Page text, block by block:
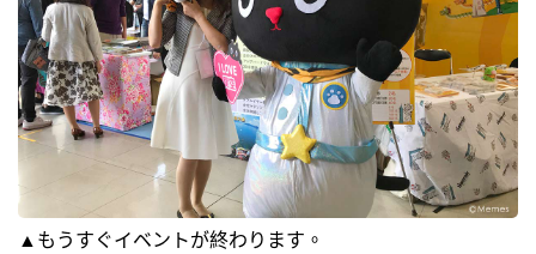
▲もうすぐイベントが終わります。